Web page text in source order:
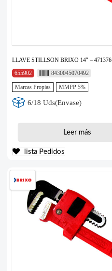
LLAVE STILLSON BRIXO 14″ – 471376
655902
8430045070492
Marcas Propias MMPP 5%
6/18 Uds(Envase)
Leer más
lista Pedidos